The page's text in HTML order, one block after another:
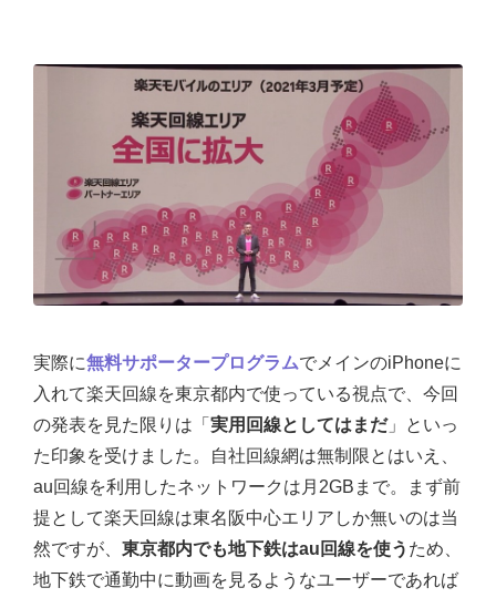
実際に無料サポータープログラムでメインのiPhoneに
入れて楽天回線を東京都内で使っている視点で、今回
の発表を見た限りは「 実用回線としてはまだ」といっ
た印象を受けました。自社回線網は無制限とはいえ、
au回線を利用したネットワークは月2GBまで。まず前
提として楽天回線は東名阪中心エリアしか無いのは当
然ですが、 東京都内でも地下鉄はau回線を使う ため、
地下鉄で通勤中に動画を見るようなユーザーであれば